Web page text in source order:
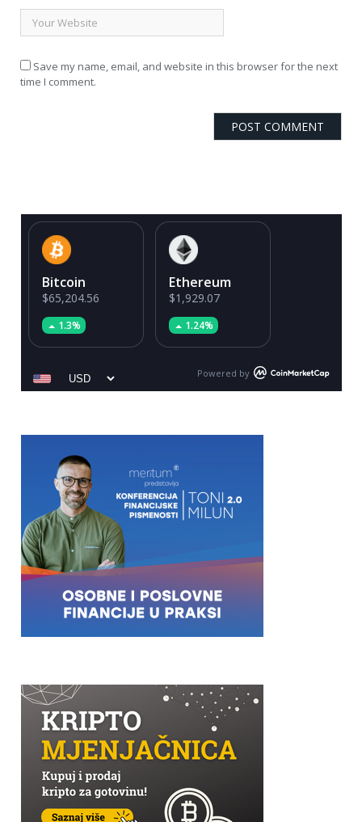
Save my name, email, and website in this browser for the next
time I comment.
Bitcoin
$65,204.56
1.3%
Ethereum
$1,929.07
1.24%
Powered by